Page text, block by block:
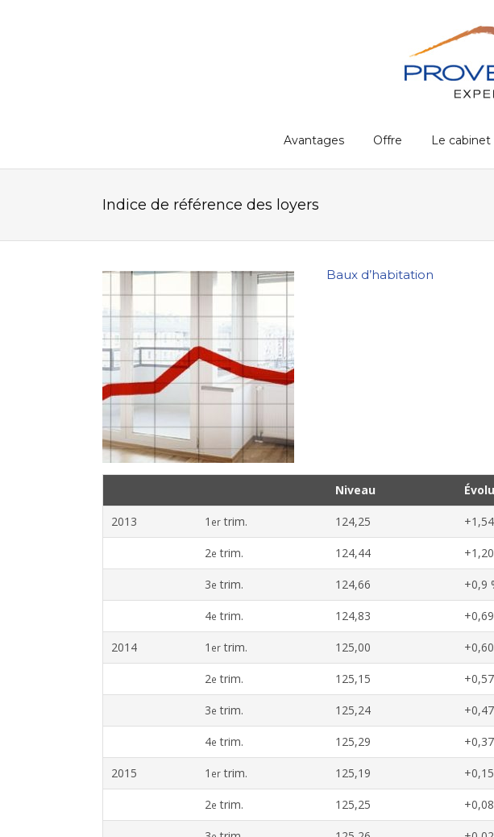
Avantages Offre Le cabinet
Indice de référence des loyers
Baux d’habitation
Niveau
2013 1 ertrim. 124,25
2e trim. 124,44
3e trim. 124,66 +0,9
4e trim. 124,83
2014 1 ertrim. 125,00
2e trim. 125,15
3e trim. 125,24
4e trim. 125,29
2015 1 ertrim. 125,19
2e trim. 125,25